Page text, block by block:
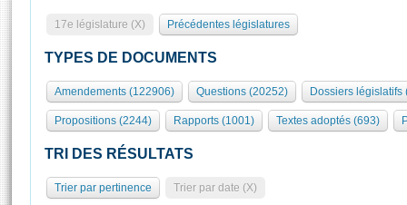
Présidence
577 députés
Groupes politiques
Séance publique
Commissions et autres organes
Europe et International
Pétitions
Rôle et pouvoirs de l'Assemblée
Organisation de l'Assemblée
Présidence Conférence des Présidents Bureau Collège des
Statistiques et chiffres clés
Visiter l'Assemblée
Visite virtuelle du palais Bourbon
Assister à une séance
17e législature (X) Précédentes législatures
TYPES DE DOCUMENTS
Amendements (122906) Questions (20252) Dossiers législatifs
Propositions (2244) Rapports (1001) Textes adoptés (693)
TRI DES RÉSULTATS
Trier par pertinence Trier par date (X)